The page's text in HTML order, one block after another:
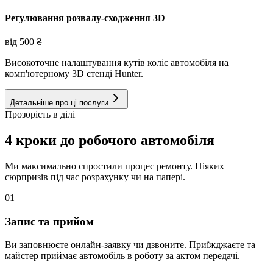
Регулювання розвалу-сходження 3D
від 500 ₴
Високоточне налаштування кутів коліс автомобіля на
комп'ютерному 3D стенді Hunter.
Детальніше про ці послуги
Прозорість в ділі
4 кроки до робочого автомобіля
Ми максимально спростили процес ремонту. Ніяких
сюрпризів під час розрахунку чи на папері.
01
Запис та прийом
Ви заповнюєте онлайн-заявку чи дзвоните. Приїжджаєте та
майстер приймає автомобіль в роботу за актом передачі.